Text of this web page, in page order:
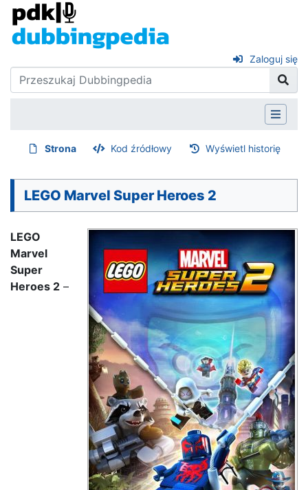
Zaloguj się
Strona Kod źródłowy Wyświetl historię
LEGO Marvel Super Heroes 2
LEGO
Marvel
Super
Heroes 2 –